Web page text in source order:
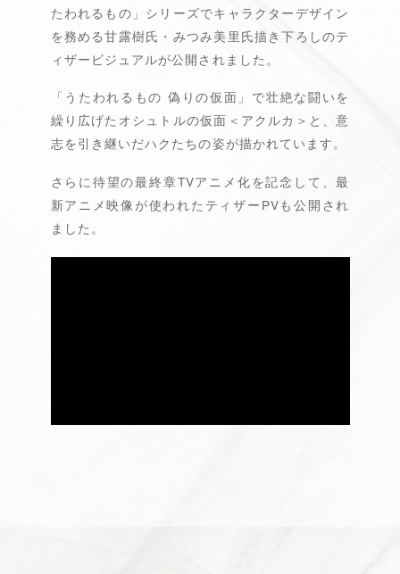
放送・配信情報
イントロダクション
あらすじ
登場キャラクター
スタッフ・キャスト
主題歌
X(Twitter)
たわれるもの」シリーズでキャラクターデザイン
を務める甘露樹氏・みつみ美里氏描き下ろしのテ
ィザービジュアルが公開されました。
「うたわれるもの 偽りの仮面」で壮絶な闘いを
繰り広げたオシュトルの仮面＜アクルカ＞と、意
志を引き継いだハクたちの姿が描かれています。
さらに待望の最終章TVアニメ化を記念して、最
新アニメ映像が使われたティザーPVも公開され
ました。